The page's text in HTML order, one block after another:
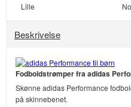
Lille
Beskrivelse
Fodboldstrømper fra adidas
Skønne adidas Performance
på skinnebenet.